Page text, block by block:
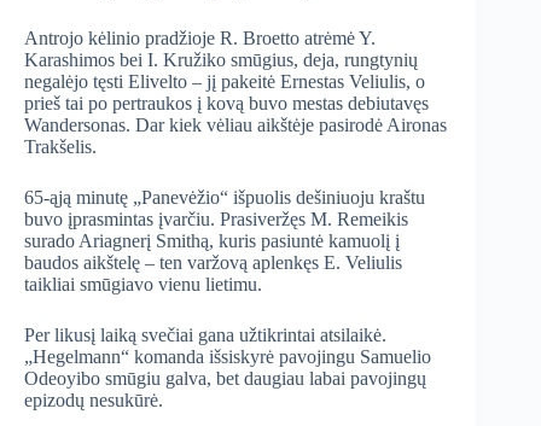
Antrojo kėlinio pradžioje R. Broetto atrėmė Y.
Karashimos bei I. Kružiko smūgius, deja, rungtynių
negalėjo tęsti Elivelto – jį pakeitė Ernestas Veliulis, o
prieš tai po pertraukos į kovą buvo mestas debiutavęs
Wandersonas. Dar kiek vėliau aikštėje pasirodė Aironas
Trakšelis.
65-ąją minutę „Panevėžio“ išpuolis dešiniuoju kraštu
buvo įprasmintas įvarčiu. Prasiveržęs M. Remeikis
surado Ariagnerį Smithą, kuris pasiuntė kamuolį į
baudos aikštelę – ten varžovą aplenkęs E. Veliulis
taikliai smūgiavo vienu lietimu.
Per likusį laiką svečiai gana užtikrintai atsilaikė.
„Hegelmann“ komanda išsiskyrė pavojingu Samuelio
Odeoyibo smūgiu galva, bet daugiau labai pavojingų
epizodų nesukūrė.